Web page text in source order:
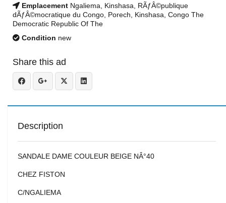
Emplacement Ngaliema, Kinshasa, RÃƒÂ©publique
dÃƒÂ©mocratique du Congo, Porech, Kinshasa, Congo The
Democratic Republic Of The
Condition new
Share this ad
Description
SANDALE DAME COULEUR BEIGE NÂ°40
CHEZ FISTON
C/NGALIEMA